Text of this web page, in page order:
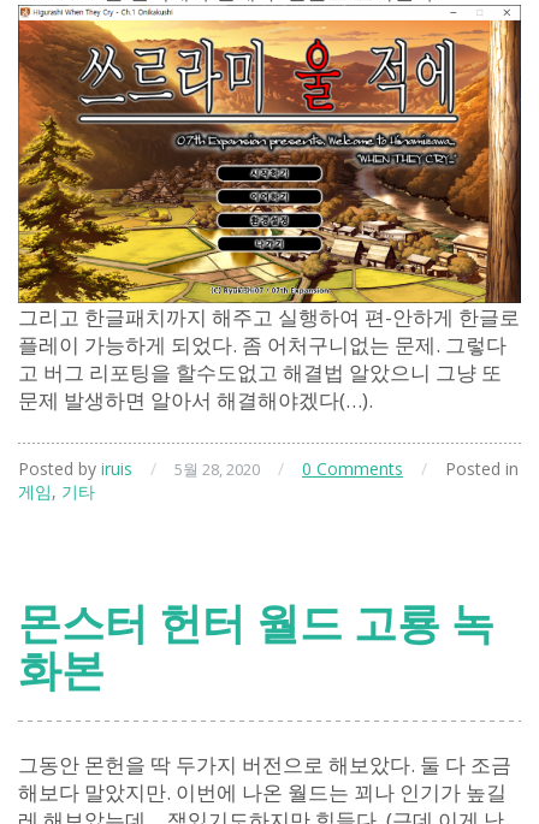
그리고 한글패치까지 해주고 실행하여 편-안하게 한글로
플레이 가능하게 되었다. 좀 어처구니없는 문제. 그렇다
고 버그 리포팅을 할수도없고 해결법 알았으니 그냥 또
문제 발생하면 알아서 해결해야겠다(…).
Posted by iruis / 5월 28, 2020 / 0 Comments /
Posted in
게임, 기타
몬스터 헌터 월드 고룡 녹
화본
그동안 몬헌을 딱 두가지 버전으로 해보았다. 둘 다 조금
해보다 말았지만. 이번에 나온 월드는 꾀나 인기가 높길